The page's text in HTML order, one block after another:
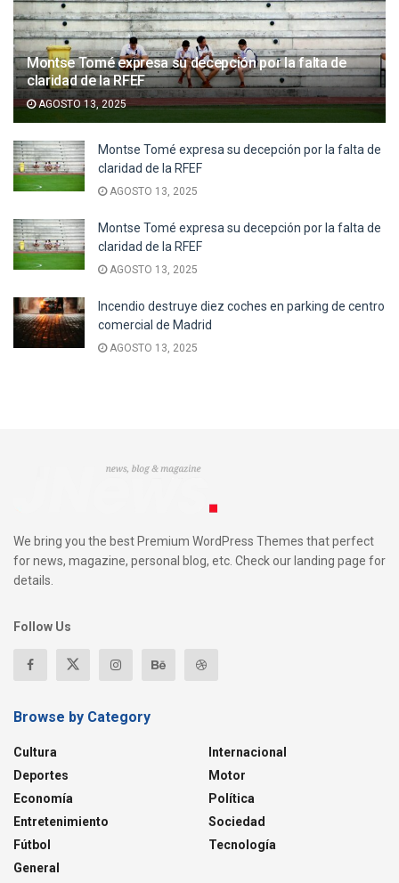
Montse Tomé expresa su decepción por la falta de
claridad de la RFEF
AGOSTO 13, 2025
Montse Tomé expresa su decepción por la falta de
claridad de la RFEF
AGOSTO 13, 2025
Montse Tomé expresa su decepción por la falta de
claridad de la RFEF
AGOSTO 13, 2025
Incendio destruye diez coches en parking de centro
comercial de Madrid
AGOSTO 13, 2025
We bring you the best Premium WordPress Themes that perfect
for news, magazine, personal blog, etc. Check our landing page for
details.
Follow Us
Browse by Category
Cultura
Deportes
Economía
Entretenimiento
Fútbol
General
Internacional
Motor
Política
Sociedad
Tecnología